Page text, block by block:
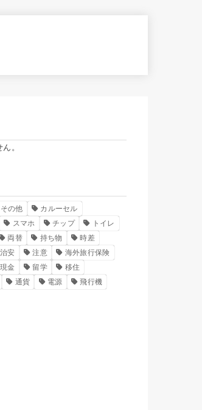
。
その他
カルーセル
スマホ チップ
トイレ
両替 持ち物
時差
治安 注意
海外旅行保険
現金 留学
移住
通貨 電源 飛行機